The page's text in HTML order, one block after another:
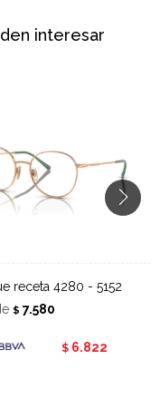
interesar
receta 4280 - 5152
$ 7.580
$ 6.822